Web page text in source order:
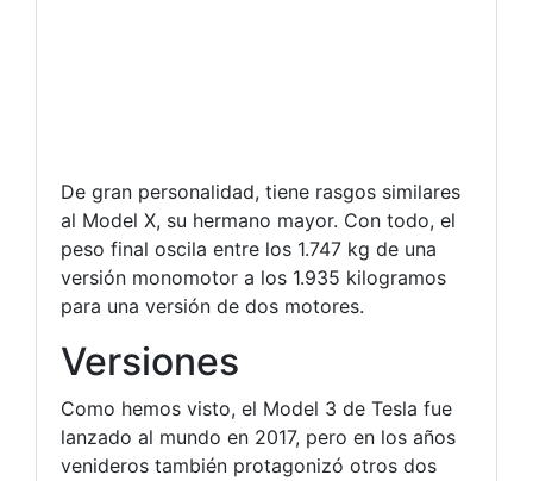
De gran personalidad, tiene rasgos similares
al Model X, su hermano mayor. Con todo, el
peso final oscila entre los 1.747 kg de una
versión monomotor a los 1.935 kilogramos
para una versión de dos motores.
Versiones
Como hemos visto, el Model 3 de Tesla fue
lanzado al mundo en 2017, pero en los años
venideros también protagonizó otros dos